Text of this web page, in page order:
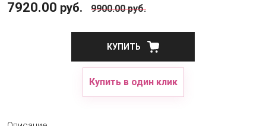
7920.00 руб. 9900.00 руб.
КУПИТЬ
Купить в один клик